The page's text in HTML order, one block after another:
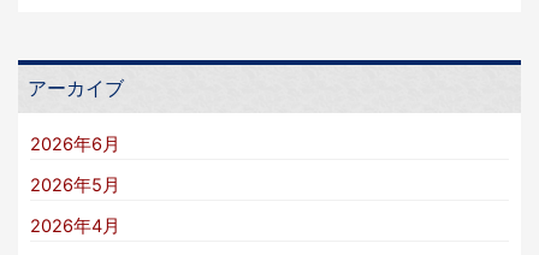
アーカイブ
2026年6月
2026年5月
2026年4月